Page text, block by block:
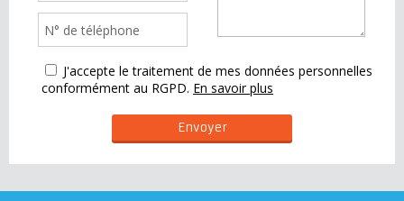
J'accepte le traitement de mes données personnelles
conformément au RGPD. En savoir plus